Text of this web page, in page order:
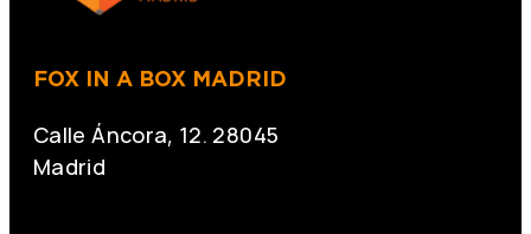
FOX IN A BOX MADRID
Calle Áncora, 12. 28045
Madrid